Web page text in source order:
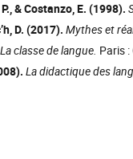
& Costanzo, E. (1998).
D. (2017). Mythes et
La classe de langue. Paris
La didactique des